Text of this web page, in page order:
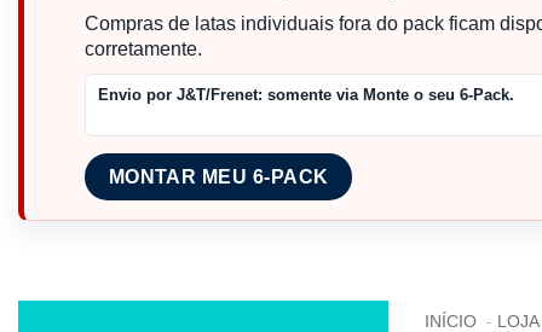
Compras de latas individuais fora do pack ficam
corretamente.
Envio por J&T/Frenet: somente via Monte o seu 6-Pack.
MONTAR MEU 6-PACK
INÍCIO LOJA